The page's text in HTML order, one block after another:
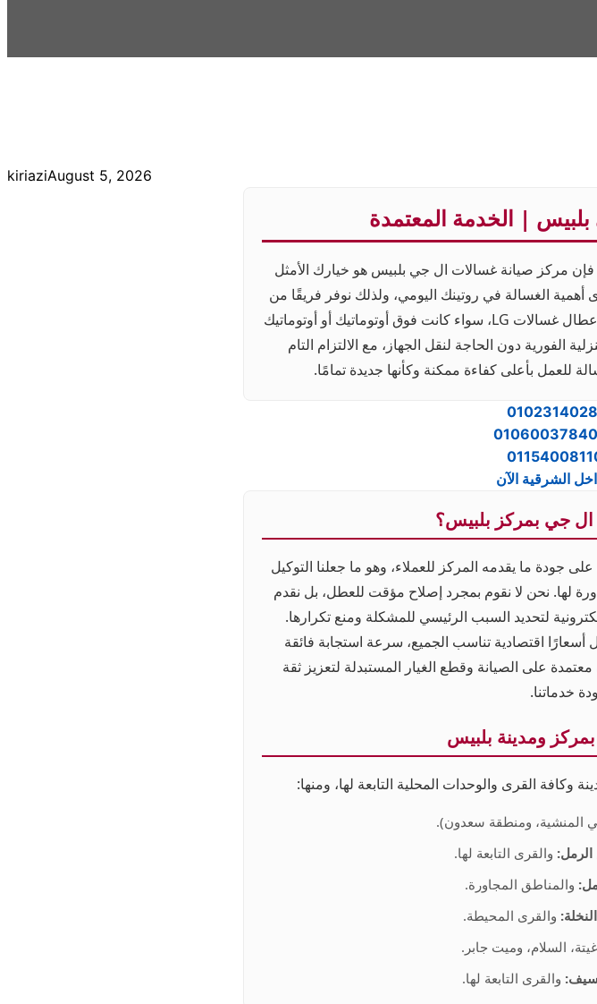
kiriaziAugust 5, 2026
| الخدمة المعتمدة
مركز صيانة غسالات ال جي بلبيس هو خيارك الأمثل
الغسالة في روتينك اليومي، ولذلك نوفر فريقًا من
المهندسين والفنيين الخبراء المدربين على التعامل مع كافة أعطال غسالات LG، سواء كانت فوق أوتوماتيك أو أوتوماتيك
الفورية دون الحاجة لنقل الجهاز، مع الالتزام التام
للعمل بأعلى كفاءة ممكنة وكأنها جديدة تمامًا.
01060037840
الشرقية الآن
ال جي بمركز بلبيس؟
جودة ما يقدمه المركز للعملاء، وهو ما جعلنا التوكيل
لها. نحن لا نقوم بمجرد إصلاح مؤقت للعطل، بل نقدم
لتحديد السبب الرئيسي للمشكلة ومنع تكرارها.
أسعارًا اقتصادية تناسب الجميع، سرعة استجابة فائقة
معتمدة على الصيانة وقطع الغيار المستبدلة لتعزيز ثقة
خدماتنا.
ومدينة بلبيس
وكافة القرى والوحدات المحلية التابعة لها، ومنها:
المنشية، ومنطقة سعدون).
الرمل: والقرى التابعة لها.
والمناطق المجاورة.
والقرى المحيطة.
السلام، وميت جابر.
سيف: والقرى التابعة لها.